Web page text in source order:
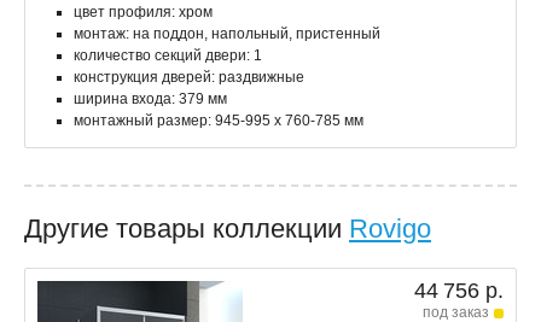
цвет профиля: хром
монтаж: на поддон, напольный, пристенный
количество секций двери: 1
конструкция дверей: раздвижные
ширина входа: 379 мм
монтажный размер: 945-995 x 760-785 мм
Другие товары коллекции Rovigo
44 756 р.
под заказ